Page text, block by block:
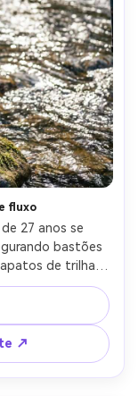
fluxo
27 anos se
bastões
de trilha à
um riacho com
com
enquadramento
enérgica,
foco nítido,
suave-AR 4:5
↗